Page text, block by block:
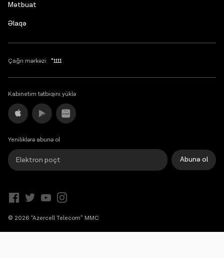
Faks:
Mətbuat
Əlaqə
Çağrı mərkəzi: *1111
Kabinetim tətbiqini yüklə
Yeniliklərə abunə ol
Abunə ol
© 2026 “Azercell Telecom” MMC